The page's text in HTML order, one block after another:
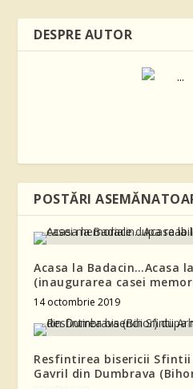
DESPRE AUTOR
POSTĂRI
Acasa la Badacin…Acasa
(inaugurarea casei
14 octombrie 2019
Resfintirea bisericii
Gavril din Dumbrava